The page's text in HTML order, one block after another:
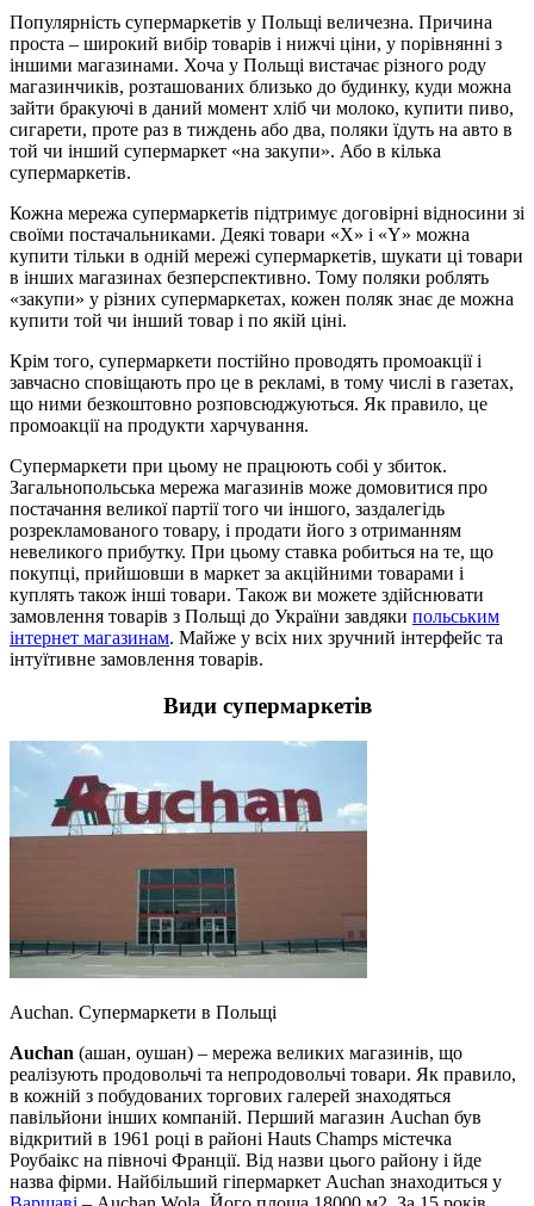
Популярність супермаркетів у Польщі величезна. Причина
проста – широкий вибір товарів і нижчі ціни, у порівнянні з
іншими магазинами. Хоча у Польщі вистачає різного роду
магазинчиків, розташованих близько до будинку, куди можна
зайти бракуючі в даний момент хліб чи молоко, купити пиво,
сигарети, проте раз в тиждень або два, поляки їдуть на авто в
той чи інший супермаркет «на закупи». Або в кілька
супермаркетів.
Кожна мережа супермаркетів підтримує договірні відносини зі
своїми постачальниками. Деякі товари «Х» і «Y» можна
купити тільки в одній мережі супермаркетів, шукати ці товари
в інших магазинах безперспективно. Тому поляки роблять
«закупи» у різних супермаркетах, кожен поляк знає де можна
купити той чи інший товар і по якій ціні.
Крім того, супермаркети постійно проводять промоакції і
завчасно сповіщають про це в рекламі, в тому числі в газетах,
що ними безкоштовно розповсюджуються. Як правило, це
промоакції на продукти харчування.
Супермаркети при цьому не працюють собі у збиток.
Загальнопольська мережа магазинів може домовитися про
постачання великої партії того чи іншого, заздалегідь
розрекламованого товару, і продати його з отриманням
невеликого прибутку. При цьому ставка робиться на те, що
покупці, прийшовши в маркет за акційними товарами і
куплять також інші товари. Також ви можете здійснювати
замовлення товарів з Польщі до України завдяки польським
інтернет магазинам. Майже у всіх них зручний інтерфейс та
інтуїтивне замовлення товарів.
Види супермаркетів
Auchan. Супермаркети в Польщі
Auchan (ашан, оушан) – мережа великих магазинів, що
реалізують продовольчі та непродовольчі товари. Як правило,
в кожній з побудованих торгових галерей знаходяться
павільйони інших компаній. Перший магазин Auchan був
відкритий в 1961 році в районі Hauts Champs містечка
Роубаікс на півночі Франції. Від назви цього району і йде
назва фірми. Найбільший гіпермаркет Auchan знаходиться у